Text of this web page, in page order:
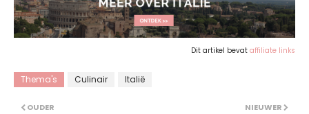
Dit artikel bevat affiliate links
Thema's Culinair Italië
NIEUWER
OUDER